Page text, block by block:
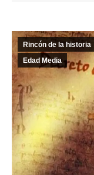
Rincón de la historia
Edad Media